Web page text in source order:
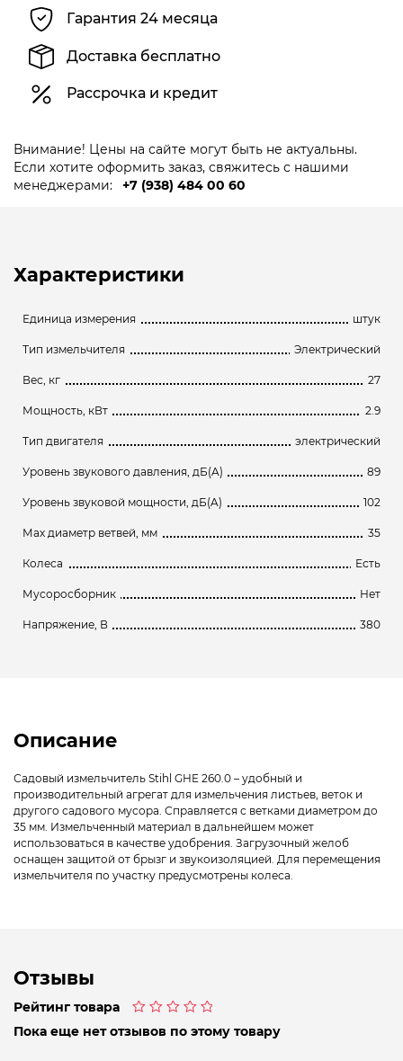
Гарантия 24 месяца
Доставка бесплатно
Рассрочка и кредит
Внимание! Цены на сайте могут быть не актуальны.
Если хотите оформить заказ, свяжитесь с нашими
менеджерами:
+7 (938) 484 00 60
Характеристики
Единица измерения штук
Тип измельчителя Электрический
Вес, кг 27
Мощность, кВт 2.9
Тип двигателя электрический
Уровень звукового давления, дБ(A) 89
Уровень звуковой мощности, дБ(A) 102
Мах диаметр ветвей, мм 35
Колеса Есть
Мусоросборник Нет
Напряжение, В 380
Описание
Садовый измельчитель Stihl GHE 260.0 – удобный и
производительный агрегат для измельчения листьев, веток и
другого садового мусора. Справляется с ветками диаметром до
35 мм. Измельченный материал в дальнейшем может
использоваться в качестве удобрения. Загрузочный желоб
оснащен защитой от брызг и звукоизоляцией. Для перемещения
измельчителя по участку предусмотрены колеса.
Отзывы
Рейтинг товара
0
Пока еще нет отзывов по этому товару